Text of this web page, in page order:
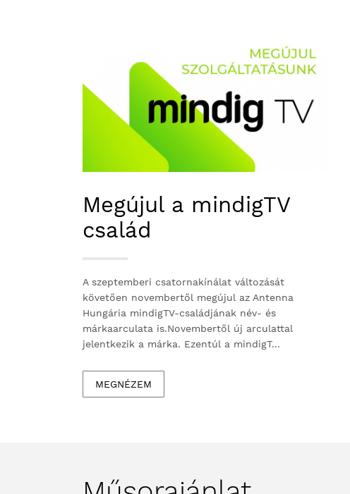
Megújul a mindigTV
család
A szeptemberi csatornakínálat változását
követően novembertől megújul az Antenna
Hungária mindigTV-családjának név- és
márkaarculata is.Novembertől új arculattal
jelentkezik a márka. Ezentúl a mindigT...
MEGNÉZEM